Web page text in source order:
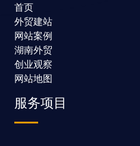
首页
外贸建站
网站案例
湖南外贸
创业观察
网站地图
服务项目